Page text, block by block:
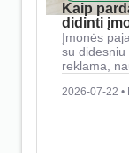
Kaip
didinti
Įmonės
su didesniu
reklama,
2026-07-22 •